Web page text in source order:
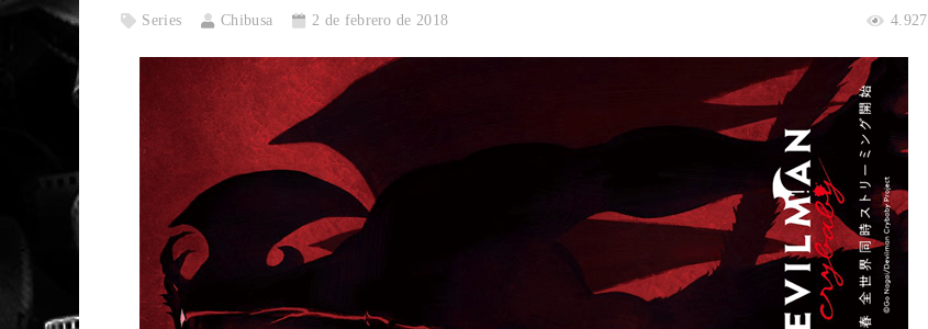
Series Chibusa 2 de febrero de 2018 4.927